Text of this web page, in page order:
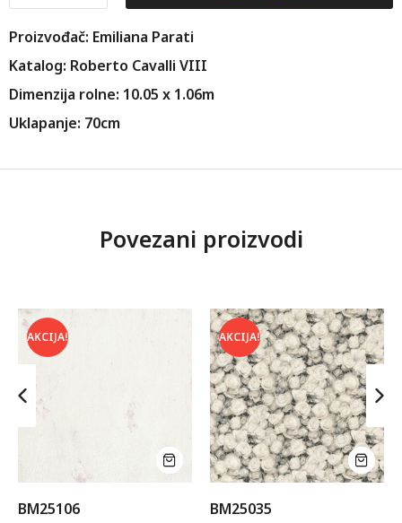
Proizvođač: Emiliana Parati
Katalog: Roberto Cavalli VIII
Dimenzija rolne: 10.05 x 1.06m
Uklapanje: 70cm
Povezani proizvodi
AKCIJA!
BM25106
AKCIJA!
BM25035